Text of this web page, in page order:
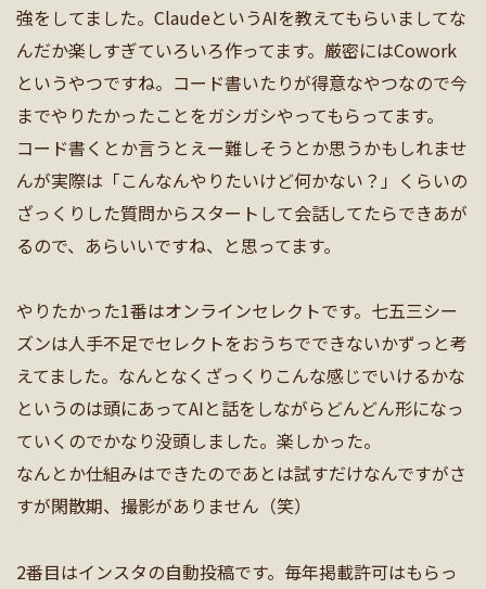
強をしてました。ClaudeというAIを教えてもらいましてな
んだか楽しすぎていろいろ作ってます。厳密にはCowork
というやつですね。コード書いたりが得意なやつなので今
までやりたかったことをガシガシやってもらってます。
コード書くとか言うとえー難しそうとか思うかもしれませ
んが実際は「こんなんやりたいけど何かない？」くらいの
ざっくりした質問からスタートして会話してたらできあが
るので、あらいいですね、と思ってます。
やりたかった1番はオンラインセレクトです。七五三シー
ズンは人手不足でセレクトをおうちでできないかずっと考
えてました。なんとなくざっくりこんな感じでいけるかな
というのは頭にあってAIと話をしながらどんどん形になっ
ていくのでかなり没頭しました。楽しかった。
なんとか仕組みはできたのであとは試すだけなんですがさ
すが閑散期、撮影がありません（笑）
2番目はインスタの自動投稿です。毎年掲載許可はもらっ